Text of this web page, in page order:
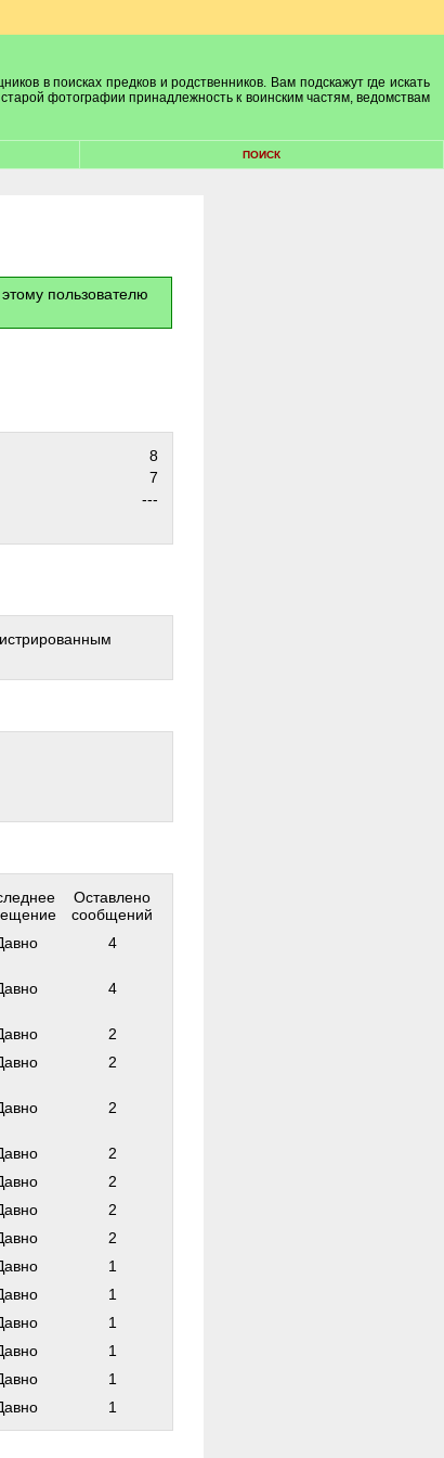
в поисках предков и родственников. Вам подскажут где искать
фотографии принадлежность к воинским частям, ведомствам
ПОИСК
пользователю
8
7
---
Оставлено
сообщений
4
4
2
2
2
2
2
2
2
1
1
1
1
1
1